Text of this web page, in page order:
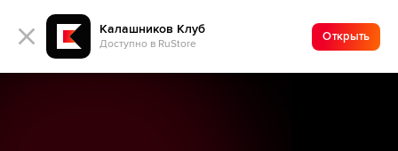
Калашников Клуб
Доступно в RuStore
Открыть